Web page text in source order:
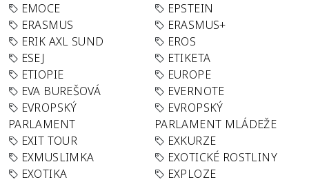
EMOCE
EPSTEIN
ERASMUS
ERASMUS+
ERIK AXL SUND
EROS
ESEJ
ETIKETA
ETIOPIE
EUROPE
EVA BUREŠOVÁ
EVERNOTE
EVROPSKÝ
PARLAMENT
EVROPSKÝ
PARLAMENT MLÁDEŽE
EXIT TOUR
EXKURZE
EXMUSLIMKA
EXOTICKÉ ROSTLINY
EXOTIKA
EXPLOZE